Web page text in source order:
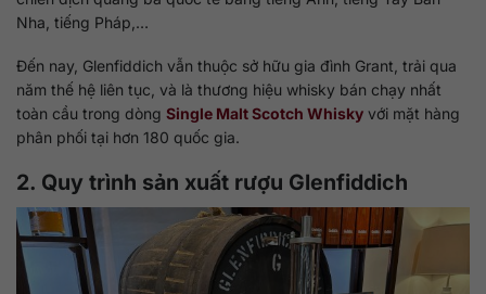
Nha, tiếng Pháp,…
Đến nay, Glenfiddich vẫn thuộc sở hữu gia đình Grant, trải qua
năm thế hệ liên tục, và là thương hiệu whisky bán chạy nhất
toàn cầu trong dòng Single Malt Scotch Whisky với mặt hàng
phân phối tại hơn 180 quốc gia.
2. Quy trình sản xuất rượu Glenfiddich